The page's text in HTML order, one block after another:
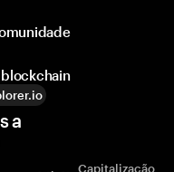
a
Capitalização